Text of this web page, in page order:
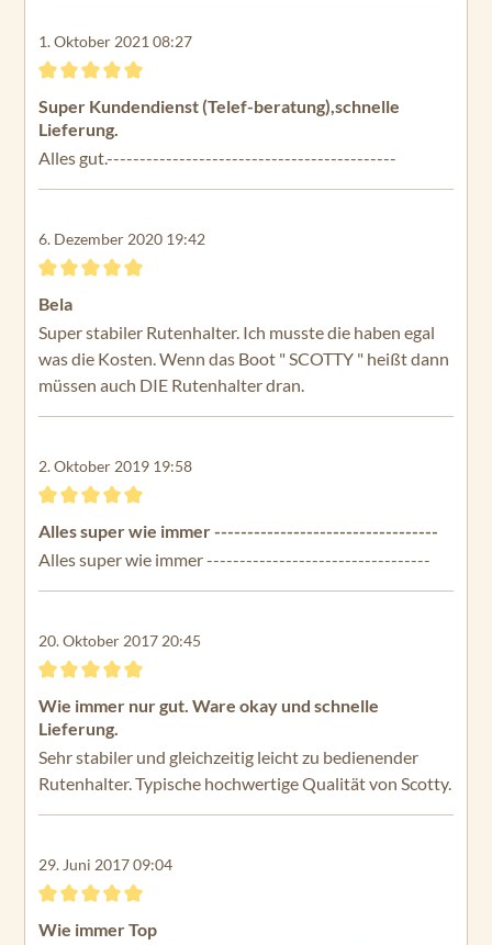
1. Oktober 2021 08:27
Bewertung mit 5 von 5 Sternen
Super Kundendienst (Telef-beratung),schnelle
Lieferung.
Alles gut.--------------------------------------------
6. Dezember 2020 19:42
Bewertung mit 5 von 5 Sternen
Bela
Super stabiler Rutenhalter. Ich musste die haben egal
was die Kosten. Wenn das Boot " SCOTTY " heißt dann
müssen auch DIE Rutenhalter dran.
2. Oktober 2019 19:58
Bewertung mit 5 von 5 Sternen
Alles super wie immer ----------------------------------
Alles super wie immer ----------------------------------
20. Oktober 2017 20:45
Bewertung mit 5 von 5 Sternen
Wie immer nur gut. Ware okay und schnelle
Lieferung.
Sehr stabiler und gleichzeitig leicht zu bedienender
Rutenhalter. Typische hochwertige Qualität von Scotty.
29. Juni 2017 09:04
Bewertung mit 5 von 5 Sternen
Wie immer Top